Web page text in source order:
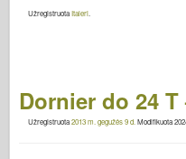
UžregistruotaItaleri
Dornier do 24 T
Užregistruota2013 m. gegužės 9 d. Modifikuota